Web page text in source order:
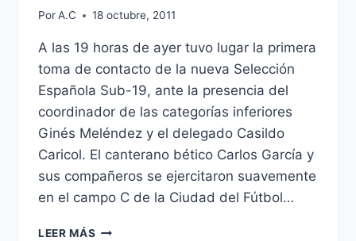
PorA.C 18 octubre, 2011
A las 19 horas de ayer tuvo lugar la primera
toma de contacto de la nueva Selección
Española Sub-19, ante la presencia del
coordinador de las categorías inferiores
Ginés Meléndez y el delegado Casildo
Caricol. El canterano bético Carlos García y
sus compañeros se ejercitaron suavemente
en el campo C de la Ciudad del Fútbol…
LEER MÁS PRIMER